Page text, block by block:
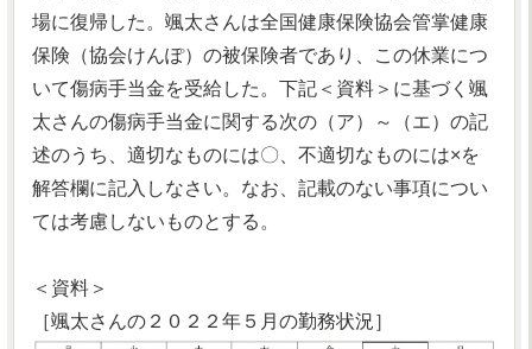
場に復帰した。颯太さんは全国健康保険協会管掌健康
保険（協会けんぽ）の被保険者であり、この休業につ
いて傷病手当金を受給した。下記＜資料＞に基づく颯
太さんの傷病手当金に関する次の（ア）～（エ）の記
述のうち、適切なものには〇、不適切なものには×を
解答欄に記入しなさい。なお、記載のない事項につい
ては考慮しないものとする。
＜資料＞
［颯太さんの２０２２年５月の勤務状況］